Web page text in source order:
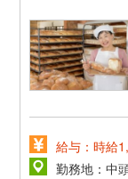
給与：時給
勤務地：中